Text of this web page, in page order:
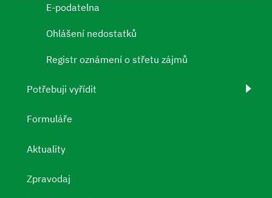
E-podatelna
Ohlášení nedostatků
Registr oznámení o střetu zájmů
Potřebuji vyřídit
Formuláře
Aktuality
Zpravodaj